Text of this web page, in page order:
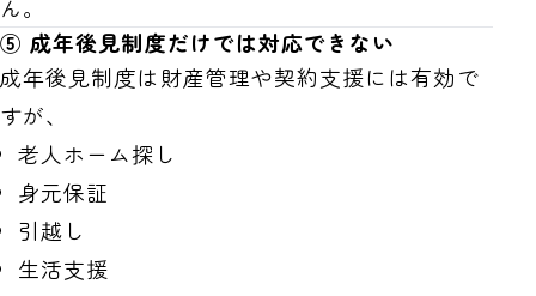
ん。
⑤ 成年後見制度だけでは対応できない
成年後見制度は財産管理や契約支援には有効で
すが、
老人ホーム探し
身元保証
引越し
生活支援